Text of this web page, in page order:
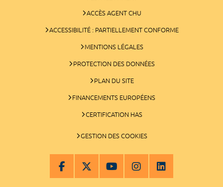
ACCÈS AGENT CHU
ACCESSIBILITÉ : PARTIELLEMENT CONFORME
MENTIONS LÉGALES
PROTECTION DES DONNÉES
PLAN DU SITE
FINANCEMENTS EUROPÉENS
CERTIFICATION HAS
GESTION DES COOKIES